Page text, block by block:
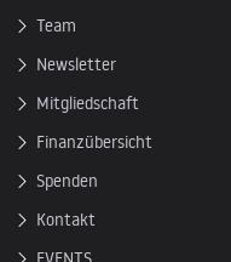
Team
Newsletter
Mitgliedschaft
Finanzübersicht
Spenden
Kontakt